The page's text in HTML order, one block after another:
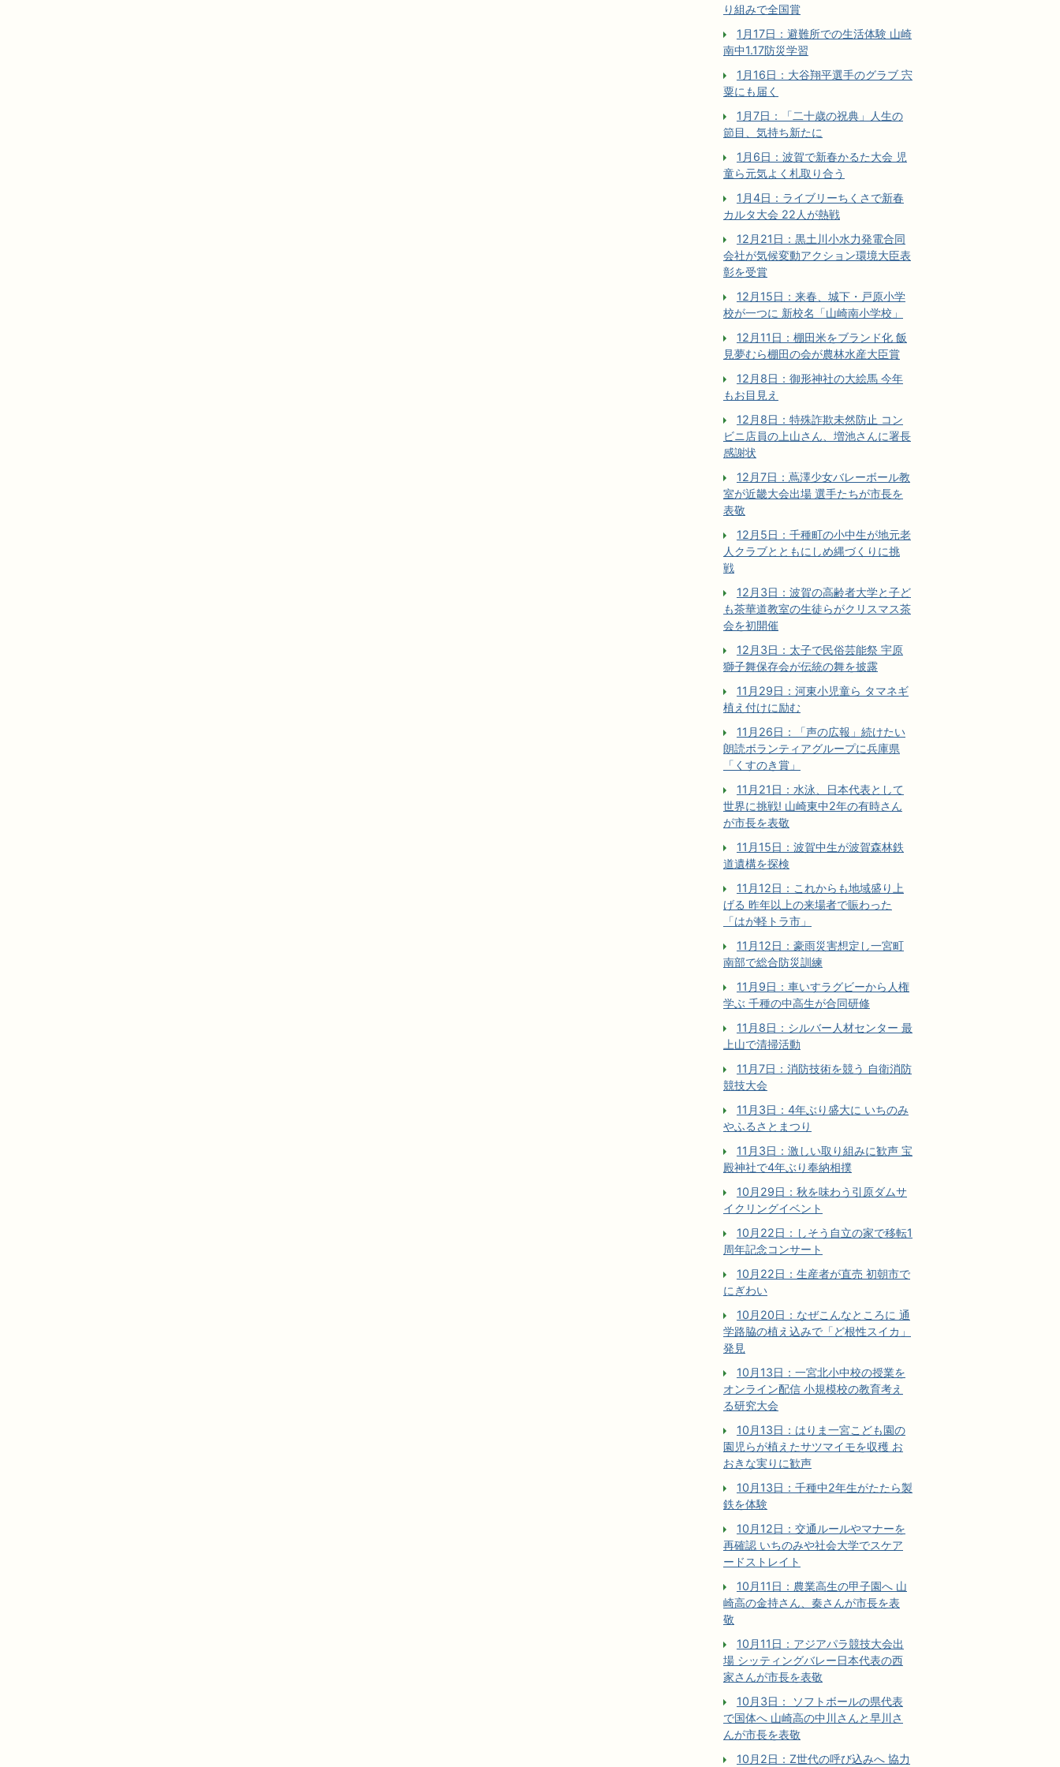
り組みで全国賞
1月17日：避難所での生活体験 山崎
南中1.17防災学習
1月16日：大谷翔平選手のグラブ 宍
粟にも届く
1月7日：「二十歳の祝典」人生の
節目、気持ち新たに
1月6日：波賀で新春かるた大会 児
童ら元気よく札取り合う
1月4日：ライブリーちくさで新春
カルタ大会 22人が熱戦
12月21日：黒土川小水力発電合同
会社が気候変動アクション環境大臣表
彰を受賞
12月15日：来春、城下・戸原小学
校が一つに 新校名「山崎南小学校」
12月11日：棚田米をブランド化 飯
見夢むら棚田の会が農林水産大臣賞
12月8日：御形神社の大絵馬 今年
もお目見え
12月8日：特殊詐欺未然防止 コン
ビニ店員の上山さん、増池さんに署長
感謝状
12月7日：蔦澤少女バレーボール教
室が近畿大会出場 選手たちが市長を
表敬
12月5日：千種町の小中生が地元老
人クラブとともにしめ縄づくりに挑
戦
12月3日：波賀の高齢者大学と子ど
も茶華道教室の生徒らがクリスマス茶
会を初開催
12月3日：太子で民俗芸能祭 宇原
獅子舞保存会が伝統の舞を披露
11月29日：河東小児童ら タマネギ
植え付けに励む
11月26日：「声の広報」続けたい
朗読ボランティアグループに兵庫県
「くすのき賞」
11月21日：水泳、日本代表として
世界に挑戦! 山崎東中2年の有時さん
が市長を表敬
11月15日：波賀中生が波賀森林鉄
道遺構を探検
11月12日：これからも地域盛り上
げる 昨年以上の来場者で賑わった
「はが軽トラ市」
11月12日：豪雨災害想定し一宮町
南部で総合防災訓練
11月9日：車いすラグビーから人権
学ぶ 千種の中高生が合同研修
11月8日：シルバー人材センター 最
上山で清掃活動
11月7日：消防技術を競う 自衛消防
競技大会
11月3日：4年ぶり盛大に いちのみ
やふるさとまつり
11月3日：激しい取り組みに歓声 宝
殿神社で4年ぶり奉納相撲
10月29日：秋を味わう引原ダムサ
イクリングイベント
10月22日：しそう自立の家で移転1
周年記念コンサート
10月22日：生産者が直売 初朝市で
にぎわい
10月20日：なぜこんなところに 通
学路脇の植え込みで「ど根性スイカ」
発見
10月13日：一宮北小中校の授業を
オンライン配信 小規模校の教育考え
る研究大会
10月13日：はりま一宮こども園の
園児らが植えたサツマイモを収穫 お
おきな実りに歓声
10月13日：千種中2年生がたたら製
鉄を体験
10月12日：交通ルールやマナーを
再確認 いちのみや社会大学でスケア
ードストレイト
10月11日：農業高生の甲子園へ 山
崎高の金持さん、秦さんが市長を表
敬
10月11日：アジアパラ競技大会出
場 シッティングバレー日本代表の西
家さんが市長を表敬
10月3日： ソフトボールの県代表
で国体へ 山崎高の中川さんと早川さ
んが市長を表敬
10月2日：Z世代の呼び込みへ 協力